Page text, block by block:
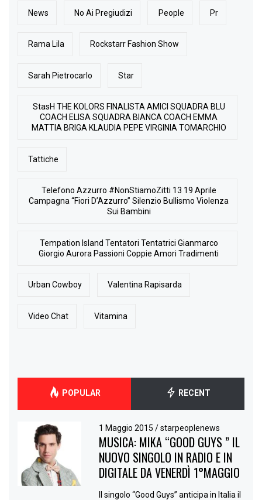
News No Ai Pregiudizi People Pr
Rama Lila Rockstarr Fashion Show
Sarah Pietrocarlo Star
StasH THE KOLORS FINALISTA AMICI SQUADRA BLU
COACH ELISA SQUADRA BIANCA COACH EMMA
MATTIA BRIGA KLAUDIA PEPE VIRGINIA TOMARCHIO
Tattiche
Telefono Azzurro #NonStiamoZitti 13 19 Aprile
Campagna “Fiori D’Azzurro” Silenzio Bullismo Violenza
Sui Bambini
Tempation Island Tentatori Tentatrici Gianmarco
Giorgio Aurora Passioni Coppie Amori Tradimenti
Urban Cowboy Valentina Rapisarda
Video Chat Vitamina
POPULAR RECENT
1 Maggio 2015/ starpeoplenews
MUSICA: MIKA “GOOD GUYS ” IL
NUOVO SINGOLO IN RADIO E IN
DIGITALE DA VENERDÌ 1°MAGGIO
Il singolo “Good Guys” anticipa in Italia il